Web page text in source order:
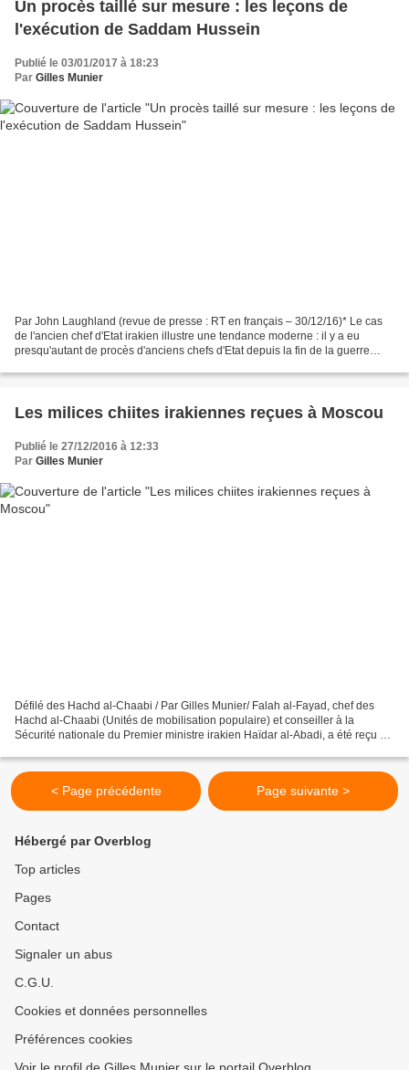
Un procès taillé sur mesure : les leçons de
l'exécution de Saddam Hussein
Publié le 03/01/2017 à 18:23
Par Gilles Munier
Par John Laughland (revue de presse : RT en français – 30/12/16)* Le cas
de l'ancien chef d'Etat irakien illustre une tendance moderne : il y a eu
presqu'autant de procès d'anciens chefs d'Etat depuis la fin de la guerre
Les milices chiites irakiennes reçues à Moscou
Publié le 27/12/2016 à 12:33
Par Gilles Munier
Défilé des Hachd al-Chaabi / Par Gilles Munier/ Falah al-Fayad, chef des
Hachd al-Chaabi (Unités de mobilisation populaire) et conseiller à la
Sécurité nationale du Premier ministre irakien Haïdar al-Abadi, a été reçu à
< Page précédente Page suivante >
Hébergé par Overblog
Top articles
Pages
Contact
Signaler un abus
C.G.U.
Cookies et données personnelles
Préférences cookies